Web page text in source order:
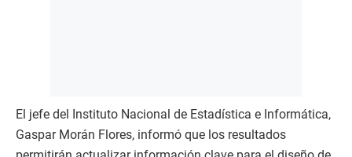
El jefe del Instituto Nacional de Estadística e Informática,
Gaspar Morán Flores, informó que los resultados